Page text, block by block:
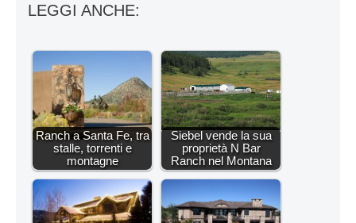
LEGGI ANCHE:
Ranch a Santa Fe, tra
stalle, torrenti e
montagne
Siebel vende la sua
proprietà N Bar
Ranch nel Montana